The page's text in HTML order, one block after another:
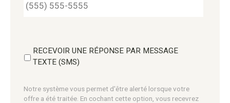
RECEVOIR UNE RÉPONSE PAR MESSAGE
TEXTE (SMS)
Notre système vous permet d'être alerté lorsque votre
offre a été traitée. En cochant cette option, vous recevrez